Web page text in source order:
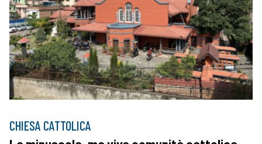
CHIESA CATTOLICA